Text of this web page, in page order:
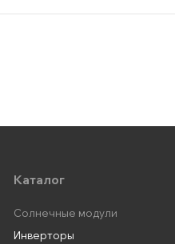
Каталог
Солнечные модули
Инверторы